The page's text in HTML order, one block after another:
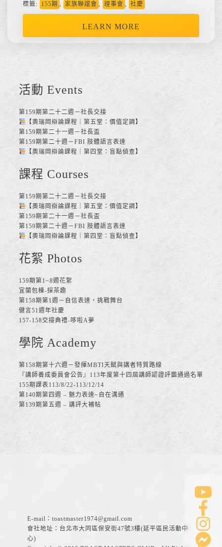
標籤:
155期 , 家族聯誼會 , 理事會 , 社慶
LEARN MORE
活動 Events
第159期第二十二週－社長交接
【奧瑞岡辯論課程｜第五堂：價值定調】
第159期第二十一週－社長盃
第159期第二十週－FBI 肢體語言表達
【奧瑞岡辯論課程｜第四堂：盲點偵查】
課程 Courses
第159期第二十二週－社長交接
【奧瑞岡辯論課程｜第五堂：價值定調】
第159期第二十一週－社長盃
第159期第二十週－FBI 肢體語言表達
【奧瑞岡辯論課程｜第四堂：盲點偵查】
花絮 Photos
159期第1~8週花絮
宜蘭包棟-採茶趣
第158期第1週－自信表達，挑戰舞台
健言51週年社慶
157-158交接典禮-哆啦A夢
學院 Academy
第158期第十六週－發揮MBTI天賦與講者特質路線
『講師養成委員會公告』113年度第十四屆講師認證評鑑通過名單
155期課表113/8/22-113/12/14
第140期第四週 – 魅力表達~自在溝通
第139期第五週 – 講評大補帖
E-mail： toastmaster1974@gmail.com
會社地址：台北市大同區保安街47號3樓(延平區民活動中
心)